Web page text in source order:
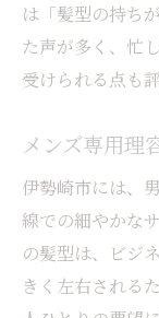
は「髪型の持ち
た声が多く、忙
受けられる点も
メンズ専用理
伊勢崎市には、
線での細やかな
の髪型は、ビジ
きく左右される